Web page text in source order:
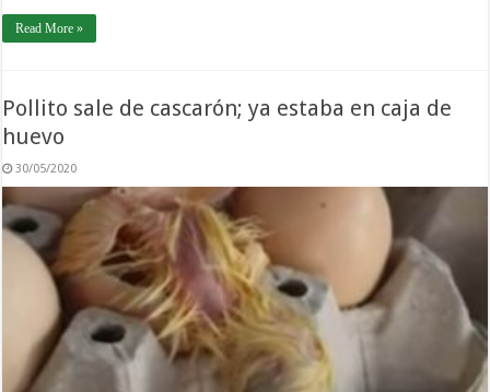
Read More »
Pollito sale de cascarón; ya estaba en caja de
huevo
30/05/2020